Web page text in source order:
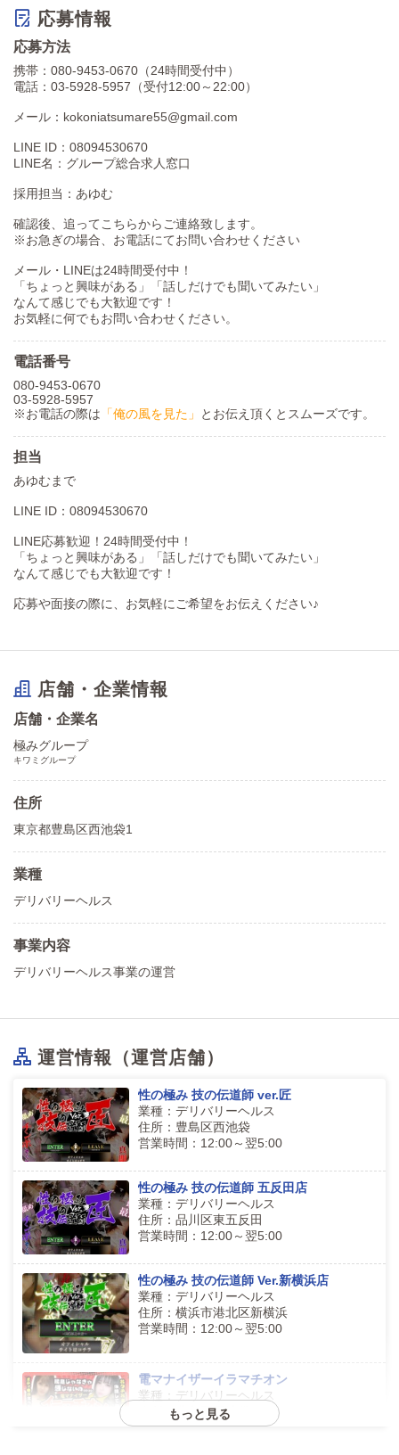
応募情報
応募方法
携帯：080-9453-0670（24時間受付中）
電話：03-5928-5957（受付12:00～22:00）
メール：kokoniatsumare55@gmail.com
LINE ID：08094530670
LINE名：グループ総合求人窓口
採用担当：あゆむ
確認後、追ってこちらからご連絡致します。
※お急ぎの場合、お電話にてお問い合わせください
メール・LINEは24時間受付中！
「ちょっと興味がある」「話しだけでも聞いてみたい」
なんて感じでも大歓迎です！
お気軽に何でもお問い合わせください。
電話番号
080-9453-0670
03-5928-5957
※お電話の際は 「俺の風を見た」 とお伝え頂くとスムーズです。
担当
あゆむまで
LINE ID：08094530670
LINE応募歓迎！24時間受付中！
「ちょっと興味がある」「話しだけでも聞いてみたい」
なんて感じでも大歓迎です！
応募や面接の際に、お気軽にご希望をお伝えください♪
店舗・企業情報
店舗・企業名
極みグループ
キワミグループ
住所
東京都豊島区西池袋1
業種
デリバリーヘルス
事業内容
デリバリーヘルス事業の運営
運営情報（運営店舗）
性の極み 技の伝道師 ver.匠
業種：デリバリーヘルス
住所：豊島区西池袋
営業時間：12:00～翌5:00
性の極み 技の伝道師 五反田店
業種：デリバリーヘルス
住所：品川区東五反田
営業時間：12:00～翌5:00
性の極み 技の伝道師 Ver.新横浜店
業種：デリバリーヘルス
住所：横浜市港北区新横浜
営業時間：12:00～翌5:00
電マナイザーイラマチオン
業種：デリバリーヘルス
住所：豊島区西池袋
営業時間：12:00～翌5:00
もっと見る